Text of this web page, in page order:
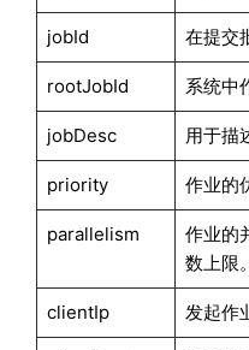
jobId 在提交
rootJobId 系统中
jobDesc 用于描
priority 作业的
parallelism
作业的
数上限。
clientIp 发起作